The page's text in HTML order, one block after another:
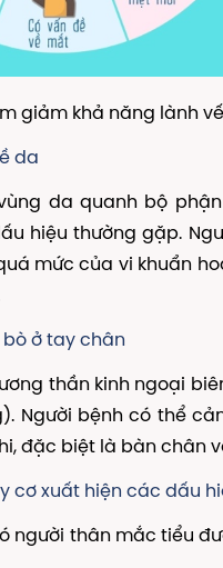
giảm khả năng lành
da
da quanh bộ
hiệu thường gặp.
mức của vi khuẩn
bò ở tay chân
thần kinh ngoại
Người bệnh có thể
đặc biệt là bàn chân
cơ xuất hiện các dấu
người thân mắc tiểu